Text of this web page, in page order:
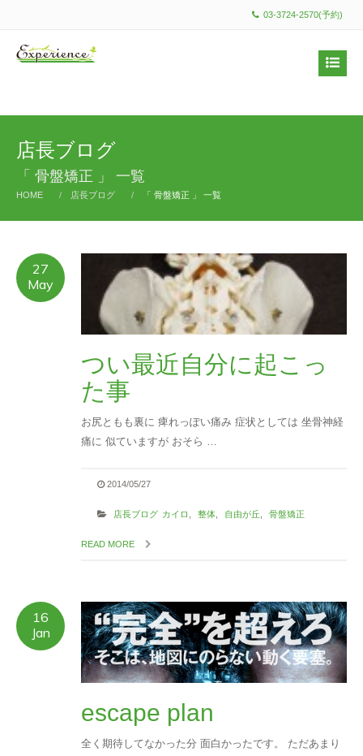
03-3724-2570(予約)
店長ブログ
「 骨盤矯正 」 一覧
HOME 店長ブログ 「 骨盤矯正 」 一覧
27
May
つい最近自分に起こっ
た事
お尻ともも裏に 痺れっぽい痛み 症状としては 坐骨神経
痛に 似ていますが おそら …
2014/05/27
店長ブログ カイロ 整体 自由が丘 骨盤矯正
READ MORE
16
Jan
escape plan
全く期待してなかった分 面白かったです。 ただあまり